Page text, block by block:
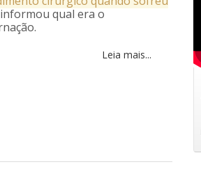
qual era o
Leia mais...